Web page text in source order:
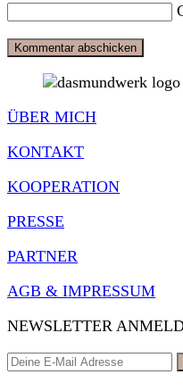
ÜBER MICH
KONTAKT
KOOPERATION
PRESSE
PARTNER
AGB & IMPRESSUM
NEWSLETTER